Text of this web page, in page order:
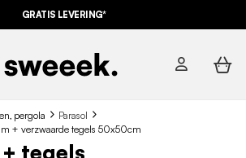
GRATIS LEVERING*
pergola
Parasol
+ verzwaarde tegels 50x50cm
tegels